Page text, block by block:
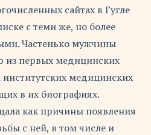
сайтах в Гугле
с теми же, но более
Частенько мужчины
первых медицинских
медицинских
в их биографиях.
как причины появления
с ней, в том числе и